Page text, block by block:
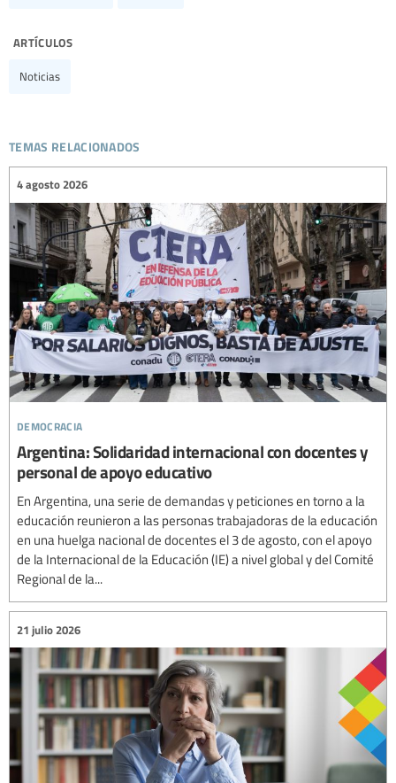
artículos
Noticias
temas relacionados
democracia
4 agosto 2026
Argentina: Solidaridad internacional con docentes y
personal de apoyo educativo
En Argentina, una serie de demandas y peticiones en torno a la
educación reunieron a las personas trabajadoras de la educación
en una huelga nacional de docentes el 3 de agosto, con el apoyo
de la Internacional de la Educación (IE) a nivel global y del Comité
Regional de la...
21 julio 2026